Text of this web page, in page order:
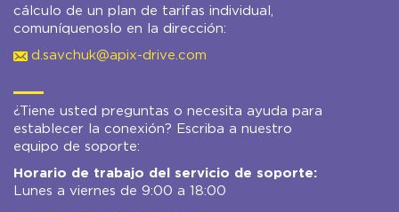
cálculo de un plan de tarifas individual,
comuníquenoslo en la dirección:
d.savchuk@apix-drive.com
¿Tiene usted preguntas o necesita ayuda para
establecer la conexión? Escriba a nuestro
equipo de soporte:
Horario de trabajo del servicio de soporte:
Lunes a viernes de 9:00 a 18:00